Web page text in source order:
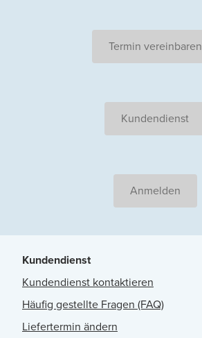
Termin vereinbaren
Kundendienst
Anmelden
Kundendienst
Kundendienst kontaktieren
Häufig gestellte Fragen (FAQ)
Liefertermin ändern